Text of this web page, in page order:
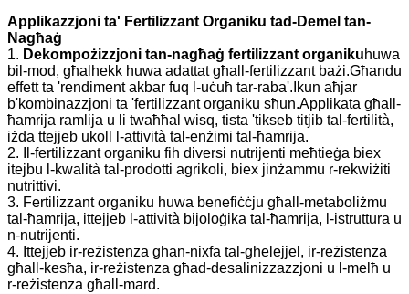
Applikazzjoni ta' Fertilizzant Organiku tad-Demel tan-
Nagħaġ
1. Dekompożizzjoni tan-nagħaġ fertilizzant organikuhuwa
bil-mod, għalhekk huwa adattat għall-fertilizzant bażi.Għandu
effett ta 'rendiment akbar fuq l-uċuħ tar-raba'.Ikun aħjar
b'kombinazzjoni ta 'fertilizzant organiku sħun.Applikata għall-
ħamrija ramlija u li twaħħal wisq, tista 'tikseb titjib tal-fertilità,
iżda ttejjeb ukoll l-attività tal-enżimi tal-ħamrija.
2. Il-fertilizzant organiku fih diversi nutrijenti meħtieġa biex
itejbu l-kwalità tal-prodotti agrikoli, biex jinżammu r-rekwiżiti
nutrittivi.
3. Fertilizzant organiku huwa benefiċċju għall-metaboliżmu
tal-ħamrija, ittejjeb l-attività bijoloġika tal-ħamrija, l-istruttura u
n-nutrijenti.
4. Ittejjeb ir-reżistenza għan-nixfa tal-għelejjel, ir-reżistenza
għall-kesħa, ir-reżistenza għad-desalinizzazzjoni u l-melħ u
r-reżistenza għall-mard.